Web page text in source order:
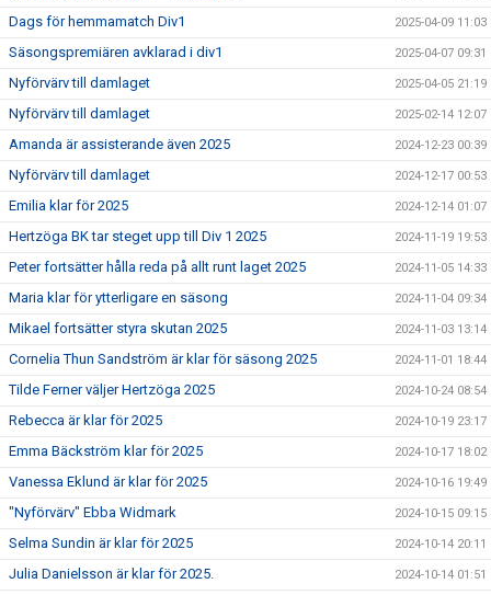
Dags för hemmamatch Div1 2025-04-09 11:03
Säsongspremiären avklarad i div1 2025-04-07 09:31
Nyförvärv till damlaget 2025-04-05 21:19
Nyförvärv till damlaget 2025-02-14 12:07
Amanda är assisterande även 2025 2024-12-23 00:39
Nyförvärv till damlaget 2024-12-17 00:53
Emilia klar för 2025 2024-12-14 01:07
Hertzöga BK tar steget upp till Div 1 2025 2024-11-19 19:53
Peter fortsätter hålla reda på allt runt laget 2025 2024-11-05 14:33
Maria klar för ytterligare en säsong 2024-11-04 09:34
Mikael fortsätter styra skutan 2025 2024-11-03 13:14
Cornelia Thun Sandström är klar för säsong 2025 2024-11-01 18:44
Tilde Ferner väljer Hertzöga 2025 2024-10-24 08:54
Rebecca är klar för 2025 2024-10-19 23:17
Emma Bäckström klar för 2025 2024-10-17 18:02
Vanessa Eklund är klar för 2025 2024-10-16 19:49
"Nyförvärv" Ebba Widmark 2024-10-15 09:15
Selma Sundin är klar för 2025 2024-10-14 20:11
Julia Danielsson är klar för 2025. 2024-10-14 01:51